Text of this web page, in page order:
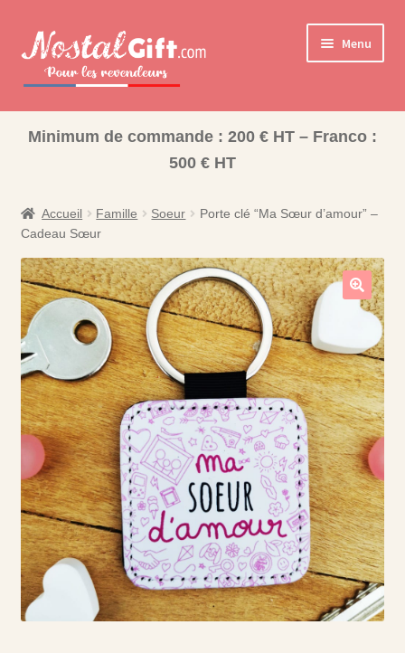
Aller
à
Aller
au
contenu
Menu
Ouvrir
enfant
Bisounours
Nos Collections
Minimum de commande : 200 € HT – Franco :
500 € HT
Accueil Famille Soeur
Porte clé “Ma Sœur d’amour” –
Cadeau Sœur